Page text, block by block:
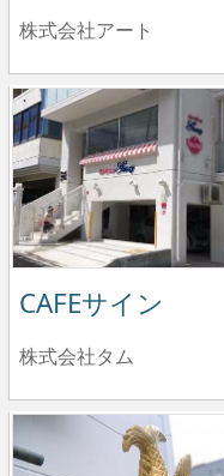
株式会社アート
CAFEサイン
株式会社タム